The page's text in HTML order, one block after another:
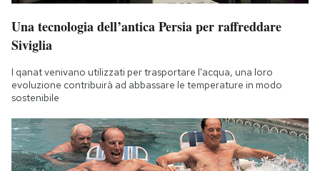
AREA PERSONALE
Area Personale
Newsletter
Notifiche mobile
Regala il Post
Hai bisogno di aiuto?
Una tecnologia dell’antica Persia per raffreddare
Siviglia
I qanat venivano utilizzati per trasportare l'acqua, una loro
evoluzione contribuirà ad abbassare le temperature in modo
sostenibile